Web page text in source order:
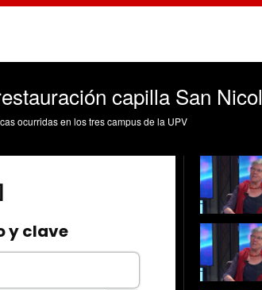
capilla San
ocurridas en los tres campus de la UPV